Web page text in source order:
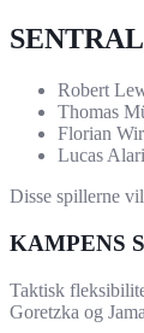
Robert
Thomas
Florian
Lucas
Disse spillerne
KAMPENS
Taktisk
Goretzka og